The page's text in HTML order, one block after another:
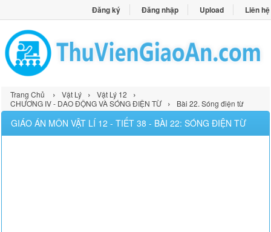
Đăng ký Đăng nhập Upload Liên hệ
Trang Chủ › Vật Lý › Vật Lý 12 ›
CHƯƠNG IV - DAO ĐỘNG VÀ SÓNG ĐIỆN TỪ › Bài 22. Sóng điện từ
GIÁO ÁN MÔN VẬT LÍ 12 - TIẾT 38 - BÀI 22: SÓNG ĐIỆN TỪ